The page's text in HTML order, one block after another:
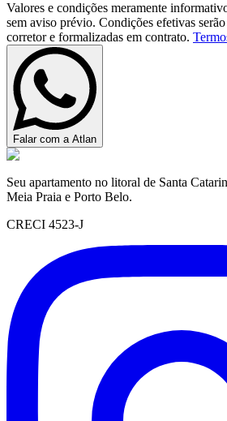
Valores e condições meramente
sem aviso prévio. Condições efetivas
corretor e formalizadas em contrato.
Falar com a Atlan
Seu apartamento no litoral de Santa
Meia Praia e Porto Belo.
CRECI 4523-J